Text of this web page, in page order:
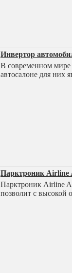
Инвертор
В современном мире
автосалоне для них
Парктроник Airline
Парктроник Airline
позволит с высокой